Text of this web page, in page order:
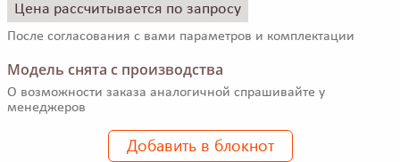
Цена рассчитывается по запросу
После согласования с вами параметров и комплектации
Модель снята с производства
О возможности заказа аналогичной спрашивайте у
менеджеров
Добавить в блокнот